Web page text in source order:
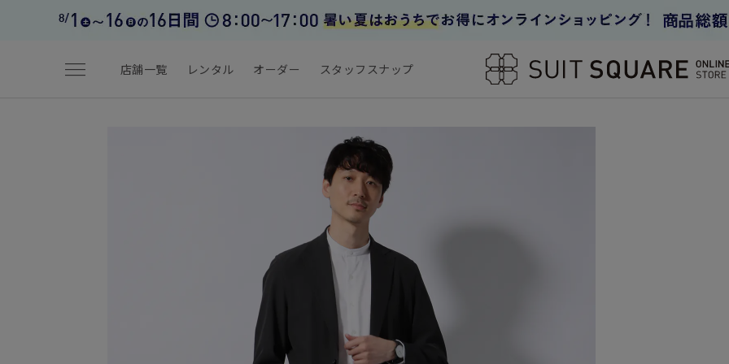
menu 店舗一覧 レンタル オーダー スタッフスナップ